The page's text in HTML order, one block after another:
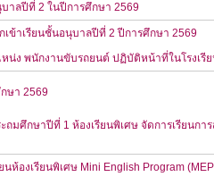
าลปีที่ 2 ในปีการศึกษา 2569
เข้าเรียนชั้นอนุบาลปีที่ 2 ปีการศึกษา 2569
น่ง พนักงานขับรถยนต์ ปฏิบัติหน้าที่ในโรงเรี
ษา 2569
ถมศึกษาปีที่ 1 ห้องเรียนพิเศษ จัดการเรียนก
นห้องเรียนพิเศษ Mini English Program